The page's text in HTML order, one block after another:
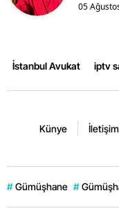
05
İstanbul Avukat iptv
Künye İletişim
# Gümüşhane #